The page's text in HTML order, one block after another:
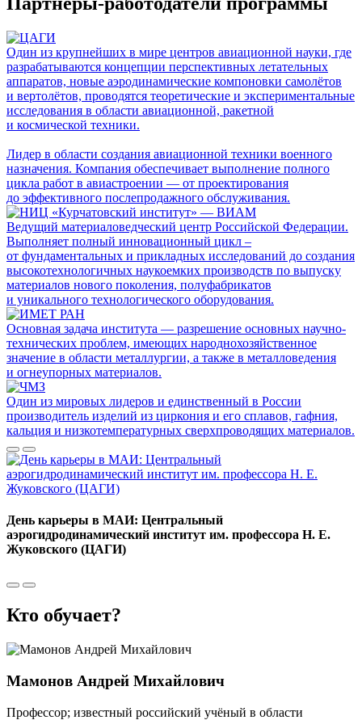
Один из крупнейших в мире центров авиационной науки, где
разрабатываются концепции перспективных летательных
аппаратов, новые аэродинамические компоновки самолётов
и вертолётов, проводятся теоретические и экспериментальные
исследования в области авиационной, ракетной
и космической техники.
Лидер в области создания авиационной техники военного
назначения. Компания обеспечивает выполнение полного
цикла работ в авиастроении — от проектирования
до эффективного послепродажного обслуживания.
Ведущий материаловедческий центр Российской Федерации.
Выполняет полный инновационный цикл –
от фундаментальных и прикладных исследований до создания
высокотехнологичных наукоемких производств по выпуску
материалов нового поколения, полуфабрикатов
и уникального технологического оборудования.
Основная задача института — разрешение основных научно-
технических проблем, имеющих народнохозяйственное
значение в области металлургии, а также в металловедения
и огнеупорных материалов.
Один из мировых лидеров и единственный в России
производитель изделий из циркония и его сплавов, гафния,
кальция и низкотемпературных сверхпроводящих материалов.
День карьеры в МАИ: Центральный
аэрогидродинамический институт им. профессора Н. Е.
Жуковского (ЦАГИ)
Кто обучает?
Мамонов Андрей Михайлович
Профессор; известный российский учёный в области